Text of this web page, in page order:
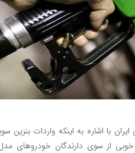
با اشاره به اینکه واردات بنزین
از سوی دارندگان خودروهای مدل